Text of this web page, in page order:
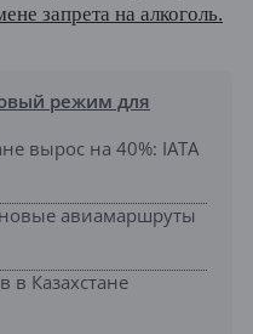
запрета на алкоголь.
режим для
вырос на 40%: IATA
новые авиамаршруты
в Казахстане